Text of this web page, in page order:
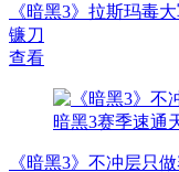
《暗黑3》拉斯玛毒
镰刀
查看
《暗黑3》不冲层只